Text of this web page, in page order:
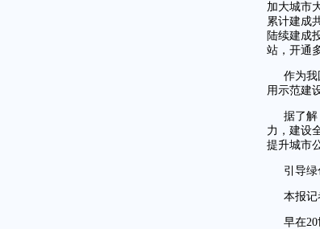
加大城市
累计建成
陆续建成
站，开通
作为
用示范建设
据了
力，建设
提升城市
引导绿
本报记
早在